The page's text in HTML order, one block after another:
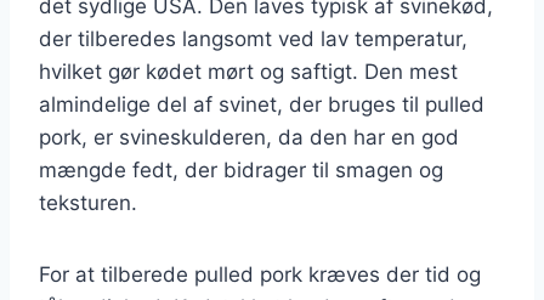
det sydlige USA. Den laves typisk af svinekød,
der tilberedes langsomt ved lav temperatur,
hvilket gør kødet mørt og saftigt. Den mest
almindelige del af svinet, der bruges til pulled
pork, er svineskulderen, da den har en god
mængde fedt, der bidrager til smagen og
teksturen.
For at tilberede pulled pork kræves der tid og